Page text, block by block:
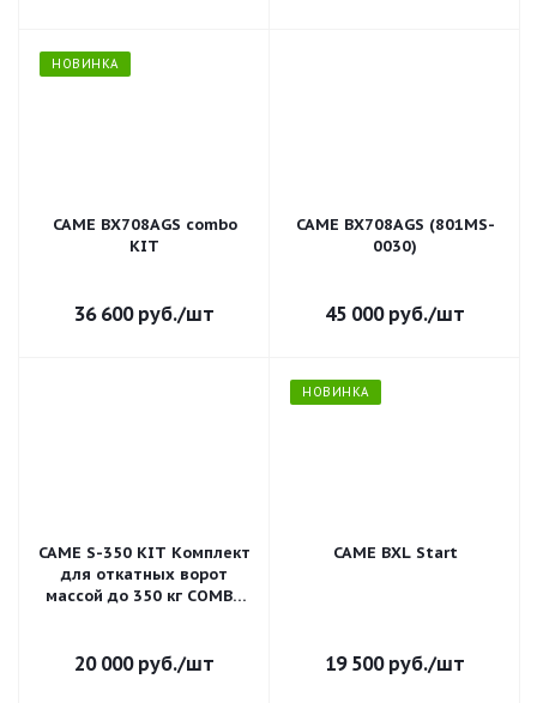
НОВИНКА
CAME BX708AGS combo
KIT
36 600руб./шт
CAME BX708AGS (801MS-
0030)
45 000руб./шт
CAME S-350 KIT Комплект
для откатных ворот
массой до 350 кг COMBO
20 000руб./шт
НОВИНКА
CAME BXL Start
19 500руб./шт